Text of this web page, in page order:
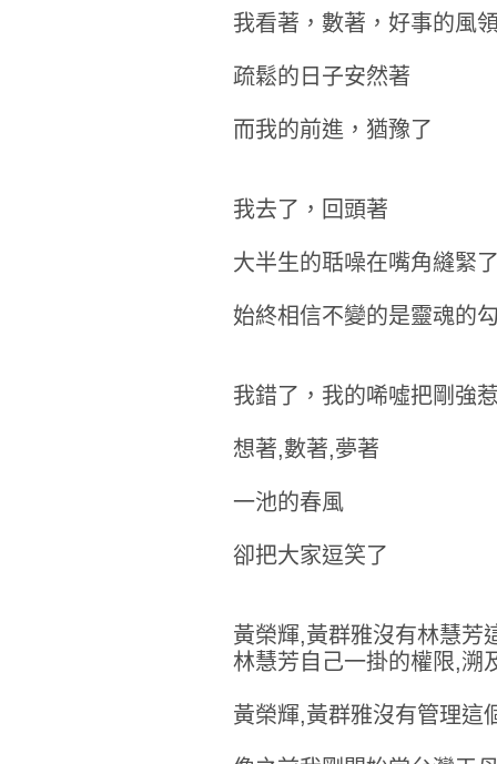
我看著，數著，好事的風
疏鬆的日子安然著
而我的前進，猶豫了
我去了，回頭著
大半生的聒噪在嘴角縫緊
始終相信不變的是靈魂的
我錯了，我的唏噓把剛強
想著,數著,夢著
一池的春風
卻把大家逗笑了
黃榮輝,黃群雅沒有林慧芳
林慧芳自己一掛的權限,溯
黃榮輝,黃群雅沒有管理這